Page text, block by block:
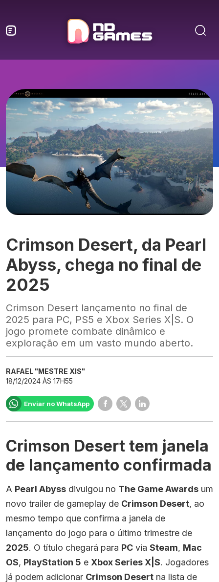
Crimson Desert, da Pearl
Abyss, chega no final de
2025
Crimson Desert lançamento no final de
2025 para PC, PS5 e Xbox Series X|S. O
jogo promete combate dinâmico e
exploração em um vasto mundo aberto.
RAFAEL "MESTRE XIS"
18/12/2024 ÀS 17H55
Enviar no WhatsApp
Crimson Desert tem janela
de lançamento confirmada
A Pearl Abyss divulgou no The Game Awards um
novo trailer de gameplay de Crimson Desert, ao
mesmo tempo que confirma a janela de
lançamento do jogo para o último trimestre de
2025. O título chegará para PC via Steam, Mac
OS, PlayStation 5 e Xbox Series X|S. Jogadores
já podem adicionar Crimson Desert na lista de